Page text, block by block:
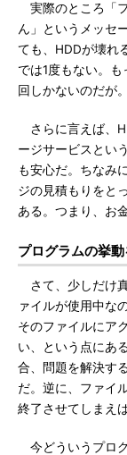
実際のところ「
ん」というメッセ
ても、HDDが壊れ
では1度もない。
回しかないのだが。
さらに言えば、
ージサービスとい
も安心だ。ちなみ
ジの見積もりをと
ある。つまり、お
プログラムの挙
さて、少しだけ
ァイルが使用中な
そのファイルにア
い、という点にあ
合、問題を解決す
だ。逆に、ファイ
終了させてしまえ
今どういうプロ